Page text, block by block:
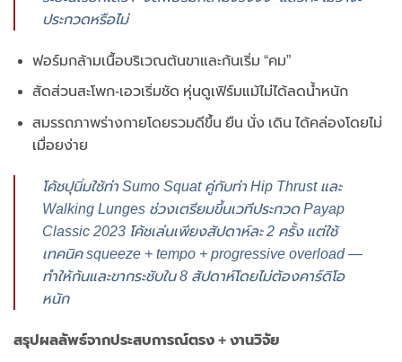
ประกวดหรือไม่
ฟอร์มกล้ามเนื้อบริเวณต้นขาและก้นเริ่ม “คม”
สัดส่วนสะโพก-เอวเริ่มชัด หุ่นดูเฟิร์มแม้ไม่ได้ลดน้ำหนัก
สมรรถภาพร่างกายโดยรวมดีขึ้น ยืน นั่ง เดิน ได้คล่องโดยไม่
เมื่อยง่าย
โค้ชปุนิ่มใช้ท่า Sumo Squat คู่กับท่า Hip Thrust และ
Walking Lunges ช่วงเตรียมขึ้นเวทีประกวด Payap
Classic 2023 โค้ชเล่นเพียงสัปดาห์ละ 2 ครั้ง แต่ใช้
เทคนิค squeeze + tempo + progressive overload —
ทำให้ก้นและขากระชับใน 8 สัปดาห์โดยไม่ต้องคาร์ดิโอ
หนัก
สรุปผลลัพธ์จากประสบการณ์ตรง + งานวิจัย